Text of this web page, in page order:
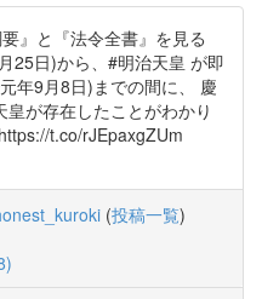
』と『法令全書』を見る
25日)から、#明治天皇 が即
年9月8日)までの間に、 慶
が存在したことがわかり
t.co/rJEpaxgZUm
(投稿一覧)